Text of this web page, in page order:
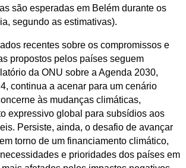
são esperadas em Belém durante os
segundo as estimativas).
recentes sobre os compromissos e
propostos pelos países seguem
da ONU sobre a Agenda 2030,
continua a acenar para um cenário
às mudanças climáticas,
expressivo global para subsídios aos
Persiste, ainda, o desafio de avançar
torno de um financiamento climático,
e prioridades dos países em